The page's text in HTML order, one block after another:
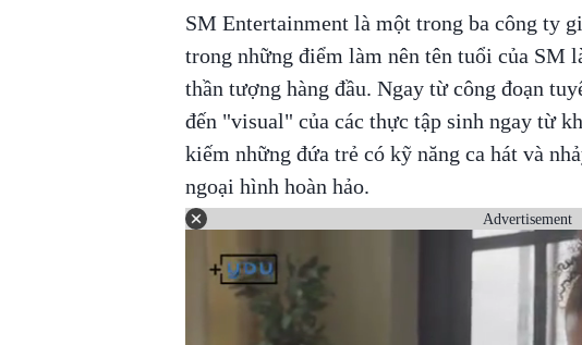
SM Entertainment là một trong ba công ty
trong những điểm làm nên tên tuổi của SM
thần tượng hàng đầu. Ngay từ công đoạn
đến "visual" của các thực tập sinh ngay từ
kiếm những đứa trẻ có kỹ năng ca hát và
ngoại hình hoàn hảo.
Advertisement